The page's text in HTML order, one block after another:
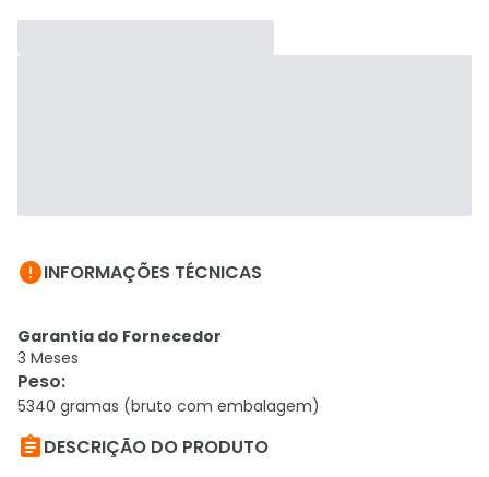
INFORMAÇÕES TÉCNICAS
Garantia do Fornecedor
3 Meses
Peso:
5340 gramas (bruto com embalagem)
DESCRIÇÃO DO PRODUTO